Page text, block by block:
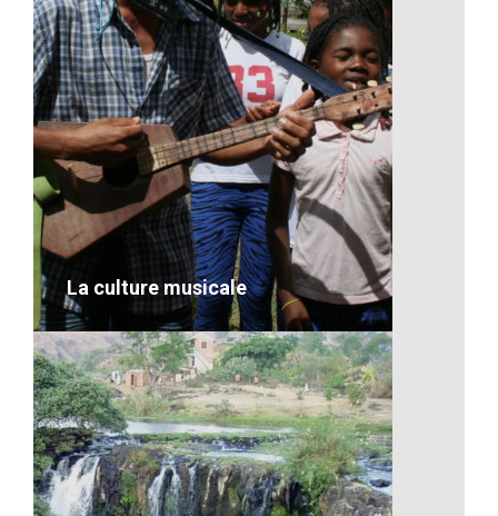
La biodiversité
VOIR LE DÉTAIL
La culture musicale